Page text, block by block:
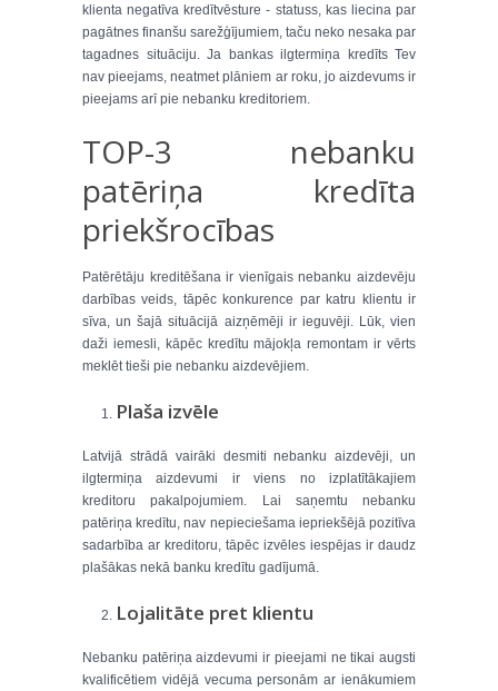
klienta negatīva kredītvēsture - statuss, kas liecina par
pagātnes finanšu sarežģījumiem, taču neko nesaka par
tagadnes situāciju. Ja bankas ilgtermiņa kredīts Tev
nav pieejams, neatmet plāniem ar roku, jo aizdevums ir
pieejams arī pie nebanku kreditoriem.
TOP-3 nebanku
patēriņa kredīta
priekšrocības
Patērētāju kreditēšana ir vienīgais nebanku aizdevēju
darbības veids, tāpēc konkurence par katru klientu ir
sīva, un šajā situācijā aizņēmēji ir ieguvēji. Lūk, vien
daži iemesli, kāpēc kredītu mājokļa remontam ir vērts
meklēt tieši pie nebanku aizdevējiem.
Plaša izvēle
Latvijā strādā vairāki desmiti nebanku aizdevēji, un
ilgtermiņa aizdevumi ir viens no izplatītākajiem
kreditoru pakalpojumiem. Lai saņemtu nebanku
patēriņa kredītu, nav nepieciešama iepriekšējā pozitīva
sadarbība ar kreditoru, tāpēc izvēles iespējas ir daudz
plašākas nekā banku kredītu gadījumā.
Lojalitāte pret klientu
Nebanku patēriņa aizdevumi ir pieejami ne tikai augsti
kvalificētiem vidējā vecuma personām ar ienākumiem